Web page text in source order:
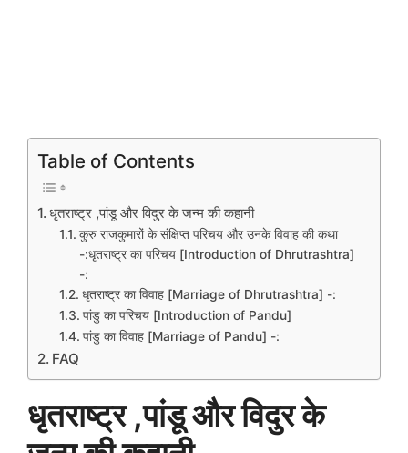
Table of Contents
धृतराष्ट्र ,पांडू और विदुर के जन्म की कहानी
कुरु राजकुमारों के संक्षिप्त परिचय और उनके विवाह की कथा
-:धृतराष्ट्र का परिचय [Introduction of Dhrutrashtra]
-:
धृतराष्ट्र का विवाह [Marriage of Dhrutrashtra] -:
पांडु का परिचय [Introduction of Pandu]
पांडु का विवाह [Marriage of Pandu] -:
FAQ
धृतराष्ट्र ,पांडू और विदुर के